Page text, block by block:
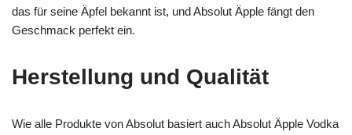
das für seine Äpfel bekannt ist, und Absolut Äpple fängt den
Geschmack perfekt ein.
Herstellung und Qualität
Wie alle Produkte von Absolut basiert auch Absolut Äpple Vodka